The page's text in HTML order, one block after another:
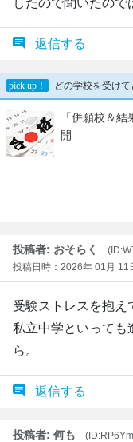
返信する
投稿者: おそらく
投稿日時：2026年 01月 11
受験ストレスを抱え
私立中学といっても
ら。
返信する
投稿者: 何も